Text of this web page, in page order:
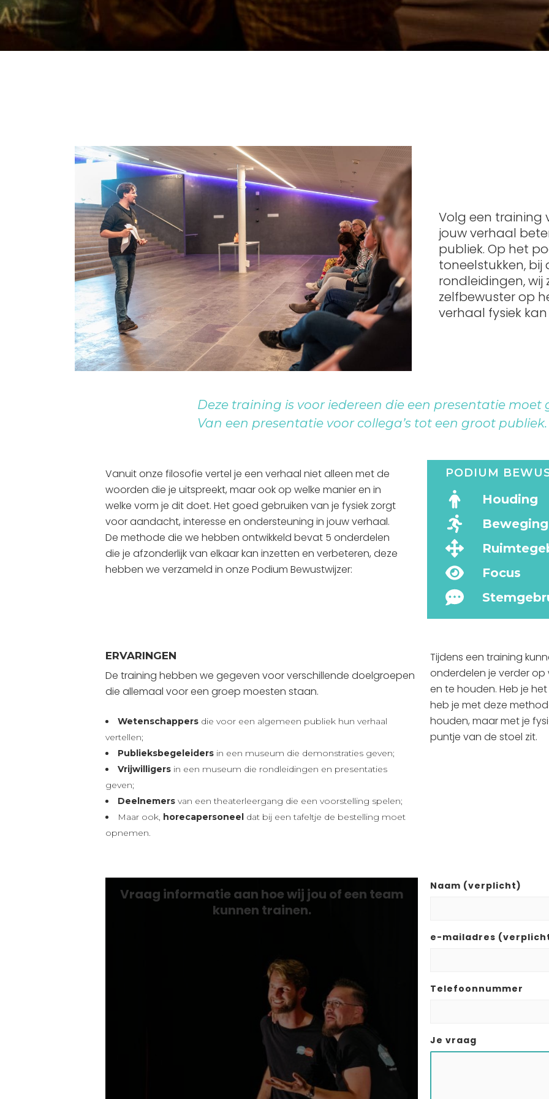
Volg een training
jouw verhaal
publiek. Op het
toneelstukken,
rondleidingen, wij
zelfbewuster op
verhaal fysiek
Deze training is voor iedereen die een presentatie moet
Van een presentatie voor collega’s tot een groot publiek.
Vanuit onze filosofie vertel je een verhaal niet alleen met de
woorden die je uitspreekt, maar ook op welke manier en in
welke vorm je dit doet. Het goed gebruiken van je fysiek zorgt
voor aandacht, interesse en ondersteuning in jouw verhaal.
De methode die we hebben ontwikkeld bevat 5 onderdelen
die je afzonderlijk van elkaar kan inzetten en verbeteren, deze
hebben we verzameld in onze Podium Bewustwijzer:
PODIUM
Houding
Beweging
Focus
ERVARINGEN
De training hebben we gegeven voor verschillende doelgroepen
die allemaal voor een groep moesten staan.
Wetenschappers die voor een algemeen publiek hun verhaal
vertellen;
Publieksbegeleiders in een museum die demonstraties geven;
Vrijwilligers in een museum die rondleidingen en presentaties
geven;
Deelnemers van een theaterleergang die een voorstelling spelen;
Maar ook, horecapersoneel dat bij een tafeltje de bestelling moet
opnemen.
Tijdens een training
onderdelen je verder
en te houden. Heb je
heb je met deze
houden, maar met je
puntje van de stoel zit.
Vraag informatie aan hoe wij jou of een team
kunnen trainen.
Naam (verplicht)
e-mailadres
Telefoonnummer
Je vraag